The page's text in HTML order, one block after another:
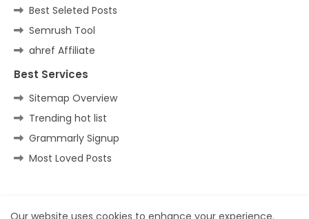
Best Seleted Posts
Semrush Tool
ahref Affiliate
Best Services
Sitemap Overview
Trending hot list
Grammarly Signup
Most Loved Posts
Home Contact us Privacy Policy
Our website uses cookies to enhance your experience.